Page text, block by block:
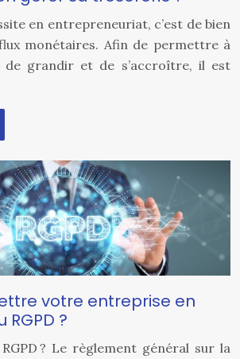
en entrepreneuriat, c’est de bien
monétaires. Afin de permettre à
grandir et de s’accroître, il est
votre entreprise en
?
? Le règlement général sur la